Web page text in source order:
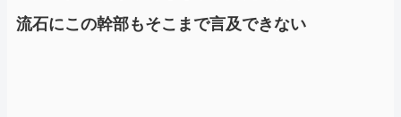
流石にこの幹部もそこまで言及できない